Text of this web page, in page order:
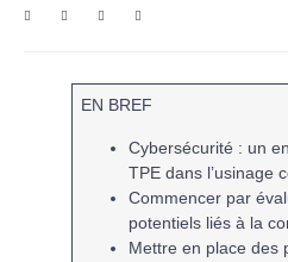
EN BREF
Cybersécurité : un
TPE dans l’usinage
Commencer par
potentiels liés à la
Mettre en place des